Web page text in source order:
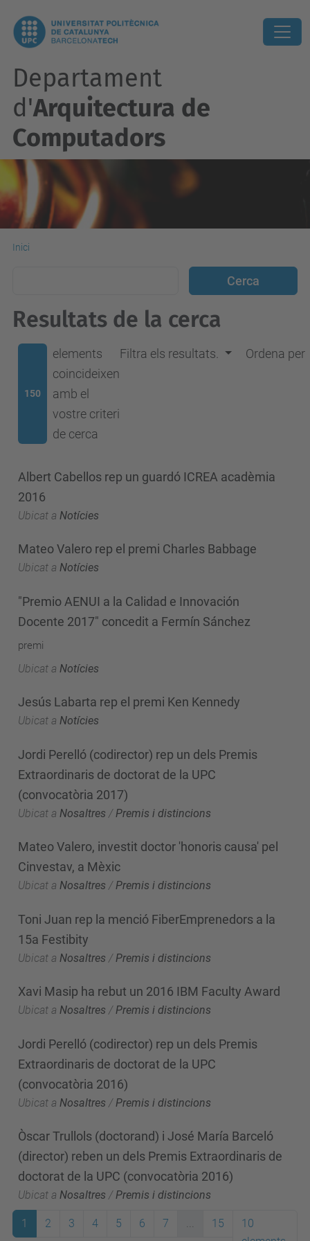
Departament
d'Arquitectura de
Computadors
Inici
Resultats de la cerca
150
elements
coincideixen
amb el
vostre criteri
de cerca
Filtra els resultats. Ordena per
Albert Cabellos rep un guardó ICREA acadèmia
2016
Ubicat a Notícies
Mateo Valero rep el premi Charles Babbage
Ubicat a Notícies
"Premio AENUI a la Calidad e Innovación
Docente 2017" concedit a Fermín Sánchez
premi
Ubicat a Notícies
Jesús Labarta rep el premi Ken Kennedy
Ubicat a Notícies
Jordi Perelló (codirector) rep un dels Premis
Extraordinaris de doctorat de la UPC
(convocatòria 2017)
Ubicat a Nosaltres / Premis i distincions
Mateo Valero, investit doctor 'honoris causa' pel
Cinvestav, a Mèxic
Ubicat a Nosaltres /Premis i distincions
Toni Juan rep la menció FiberEmprenedors a la
15a Festibity
Ubicat a Nosaltres / Premis i distincions
Xavi Masip ha rebut un 2016 IBM Faculty Award
Ubicat a Nosaltres /Premis i distincions
Jordi Perelló (codirector) rep un dels Premis
Extraordinaris de doctorat de la UPC
(convocatòria 2016)
Ubicat a Nosaltres / Premis i distincions
Òscar Trullols (doctorand) i José María Barceló
(director) reben un dels Premis Extraordinaris de
doctorat de la UPC (convocatòria 2016)
Ubicat a Nosaltres /Premis i distincions
1 2 3 4 5 6 7 ... 15
10